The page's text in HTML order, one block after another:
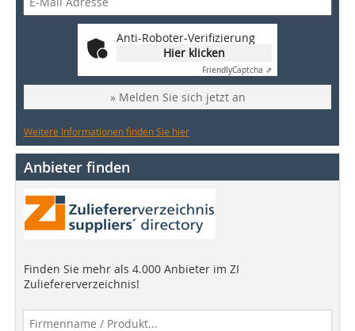
Anti-Roboter-Verifizierung
Hier klicken
FriendlyCaptcha ⇗
» Melden Sie sich jetzt an
Weitere Informationen finden Sie hier
Anbieter finden
Finden Sie mehr als 4.000 Anbieter im ZI
Zuliefererverzeichnis!